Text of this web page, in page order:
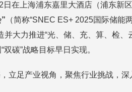
在上海浦东嘉里大酒店（浦东
（简称“SNEC ES+ 2025国际储能
大力推进“光、储、充、算、检
碳”战略目标早日实现。
立足产业视角，聚焦行业挑战，